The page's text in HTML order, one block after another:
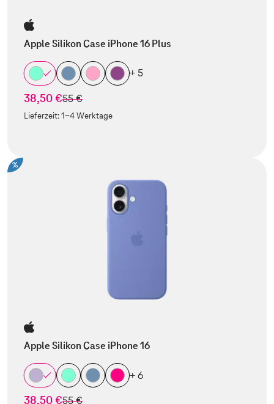
Apple Silikon Case iPhone 16 Plus
+ 5
38,50 €statt
55 €
Lieferzeit:1-4 Werktage
%
Apple Silikon Case iPhone 16
+ 6
38,50 €statt
55 €